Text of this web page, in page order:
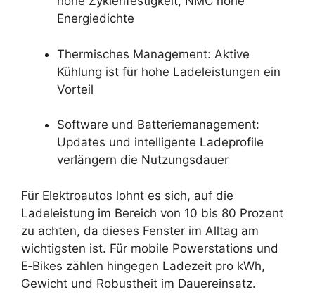
Energiedichte
Thermisches Management: Aktive
Kühlung ist für hohe Ladeleistungen ein
Vorteil
Software und Batteriemanagement:
Updates und intelligente Ladeprofile
verlängern die Nutzungsdauer
Für Elektroautos lohnt es sich, auf die
Ladeleistung im Bereich von 10 bis 80 Prozent
zu achten, da dieses Fenster im Alltag am
wichtigsten ist. Für mobile Powerstations und
E‑Bikes zählen hingegen Ladezeit pro kWh,
Gewicht und Robustheit im Dauereinsatz.